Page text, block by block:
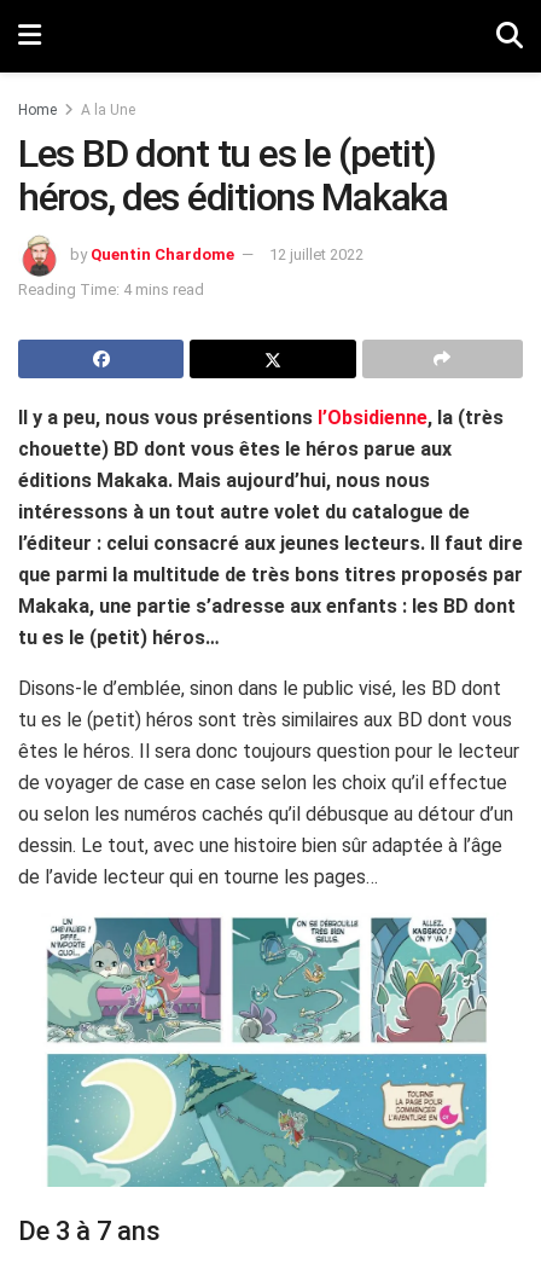
Home A la Une
Les BD dont tu es le (petit)
héros, des éditions Makaka
by Quentin Chardome
12 juillet 2022
Reading Time: 4 mins read
Il y a peu, nous vous présentions l’Obsidienne, la (très
chouette) BD dont vous êtes le héros parue aux
éditions Makaka. Mais aujourd’hui, nous nous
intéressons à un tout autre volet du catalogue de
l’éditeur : celui consacré aux jeunes lecteurs. Il faut dire
que parmi la multitude de très bons titres proposés par
Makaka, une partie s’adresse aux enfants : les BD dont
tu es le (petit) héros…
Disons-le d’emblée, sinon dans le public visé, les BD dont
tu es le (petit) héros sont très similaires aux BD dont vous
êtes le héros. Il sera donc toujours question pour le lecteur
de voyager de case en case selon les choix qu’il effectue
ou selon les numéros cachés qu’il débusque au détour d’un
dessin. Le tout, avec une histoire bien sûr adaptée à l’âge
de l’avide lecteur qui en tourne les pages…
De 3 à 7 ans